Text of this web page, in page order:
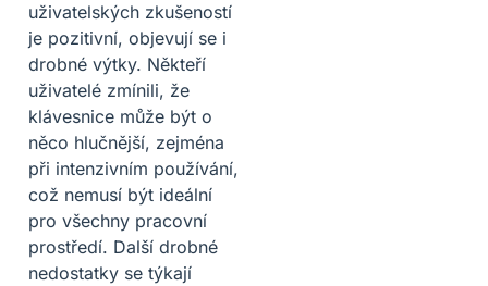
uživatelských zkušeností
je pozitivní, objevují se i
drobné výtky. Někteří
uživatelé zmínili, že
klávesnice může být o
něco hlučnější, zejména
při intenzivním používání,
což nemusí být ideální
pro všechny pracovní
prostředí. Další drobné
nedostatky se týkají